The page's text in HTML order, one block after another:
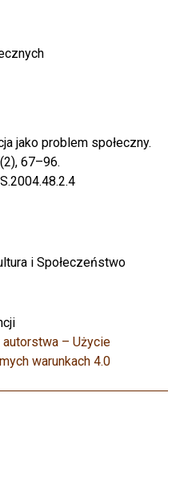
jako problem społeczny.
(2), 67–96.
i Społeczeństwo
autorstwa – Użycie
warunkach 4.0